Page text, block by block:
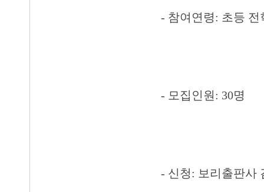
- 참여연령: 초등 전
- 모집인원: 30명
- 신청: 보리출판사